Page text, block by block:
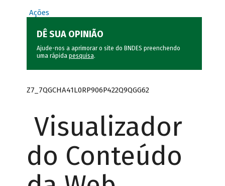
Ações
DÊ SUA OPINIÃO
Ajude-nos a aprimorar o site do BNDES preenchendo
uma rápida pesquisa.
Z7_7QGCHA41L0RP906P422Q9QGG62
Visualizador
do Conteúdo